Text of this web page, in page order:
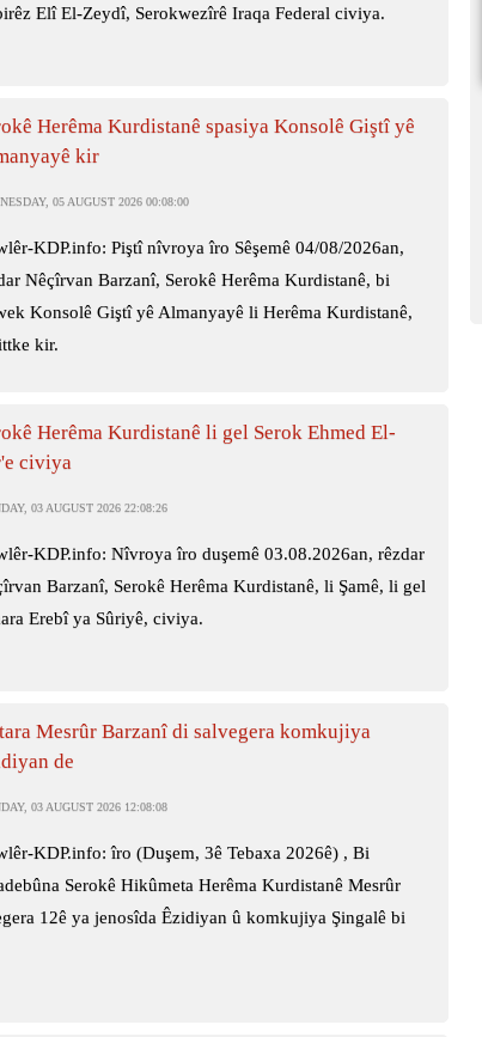
Elî El-Zeydî, Serokwezîrê Iraqa Federal civiya.
Herêma Kurdistanê spasiya Konsolê Giştî yê
kir
05 AUGUST 2026 00:08:00
KDP.info: Piştî nîvroya îro Sêşemê 04/08/2026an,
Nêçîrvan Barzanî, Serokê Herêma Kurdistanê, bi
Konsolê Giştî yê Almanyayê li Herêma Kurdistanê,
kir.
Herêma Kurdistanê li gel Serok Ehmed El-
civiya
03 AUGUST 2026 22:08:26
KDP.info: Nîvroya îro duşemê 03.08.2026an, rêzdar
Barzanî, Serokê Herêma Kurdistanê, li Şamê, li gel
Erebî ya Sûriyê, civiya.
Mesrûr Barzanî di salvegera komkujiya
de
03 AUGUST 2026 12:08:08
KDP.info: îro (Duşem, 3ê Tebaxa 2026ê) , Bi
Serokê Hikûmeta Herêma Kurdistanê Mesrûr
12ê ya jenosîda Êzidiyan û komkujiya Şingalê bi